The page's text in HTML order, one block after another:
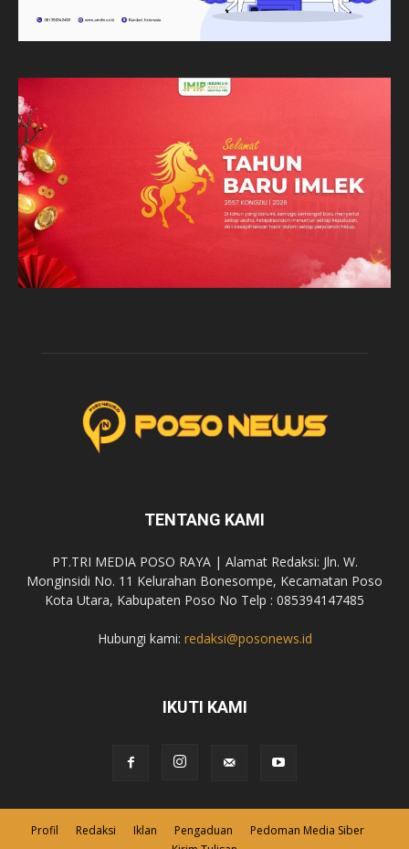
TENTANG KAMI
PT.TRI MEDIA POSO RAYA | Alamat Redaksi: Jln. W.
Monginsidi No. 11 Kelurahan Bonesompe, Kecamatan Poso
Kota Utara, Kabupaten Poso No Telp : 085394147485
Hubungi kami: redaksi@posonews.id
IKUTI KAMI
Profil Redaksi Iklan Pengaduan
Pedoman Media Siber